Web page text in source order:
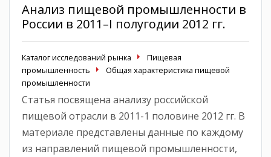
Анализ пищевой промышленности в
России в 2011–I полугодии 2012 гг.
Каталог исследований рынка
Пищевая
промышленность
Общая характеристика пищевой
промышленности
Статья посвящена анализу российской
пищевой отрасли в 2011-1 половине 2012 гг. В
материале представлены данные по каждому
из направлений пищевой промышленности,